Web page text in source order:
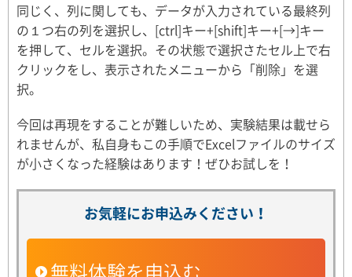
同じく、列に関しても、データが入力されている最終列
の１つ右の列を選択し、[ctrl]キー+[shift]キー+[→]キー
を押して、セルを選択。その状態で選択さたセル上で右
クリックをし、表示されたメニューから「削除」を選
択。
今回は再現をすることが難しいため、実験結果は載せら
れませんが、私自身もこの手順でExcelファイルのサイズ
が小さくなった経験はあります！ぜひお試しを！
お気軽にお申込みください！